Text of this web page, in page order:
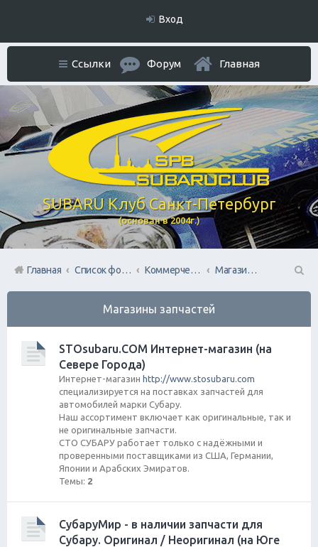
Вход
SUBARU Клуб Санкт-Петербург
(основан в 2004г.)
Ссылки Форум Главная
Главная Список форумов Коммерческий Отдел. Официальное расположение платной РЕКЛАМЫ.
Магазины запчастей
П
Магазины запчастей
STOsubaru.COM Интернет-магазин (на
Севере Города)
Интернет-магазин http://www.stosubaru.com
специализируется на поставках запчастей для
автомобилей марки Субару.
Наш ассортимент включает как оригинальные, так и
не оригинальные запчасти.
СТО СУБАРУ работает только с надёжными и
проверенными поставщиками из США, Германии,
Японии и Арабских Эмиратов.
Темы: 2
СубаруМир - в наличии запчасти для
Субару. Оригинал / Неоригинал (на Юге